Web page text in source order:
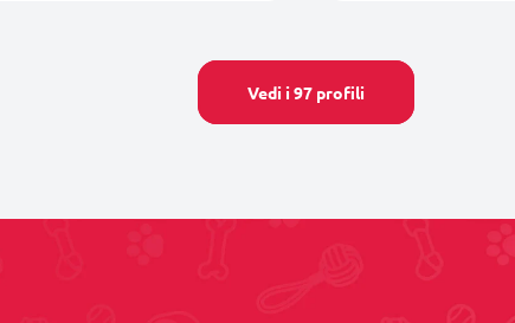
Vedi i 97 profili